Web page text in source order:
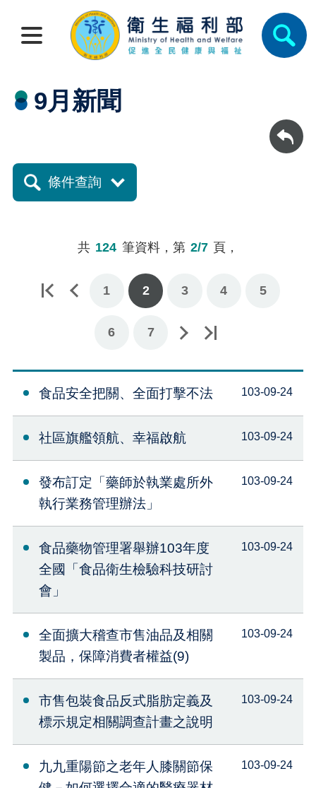
9月新聞
回上一頁
條件查詢
共 124 筆資料，第 2/7 頁，
1 2 3 4 5
6 7
最後一頁
食品安全把關、全面打擊不法 103-09-24
社區旗艦領航、幸福啟航 103-09-24
發布訂定「藥師於執業處所外
執行業務管理辦法」
103-09-24
食品藥物管理署舉辦103年度
全國「食品衛生檢驗科技研討
會」
103-09-24
全面擴大稽查市售油品及相關
製品，保障消費者權益(9)
103-09-24
市售包裝食品反式脂肪定義及
標示規定相關調查計畫之說明
103-09-24
九九重陽節之老年人膝關節保
103-09-24